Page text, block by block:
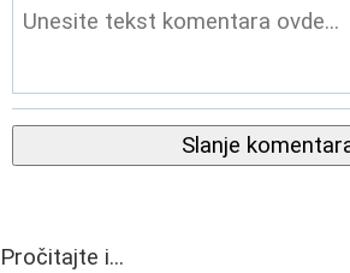
Slanje
Pročitajte i...